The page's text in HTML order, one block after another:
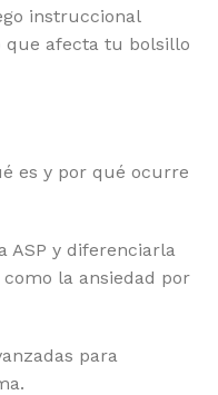
instruccional
afecta tu bolsillo
es y por qué ocurre
ASP y diferenciarla
la ansiedad por
para